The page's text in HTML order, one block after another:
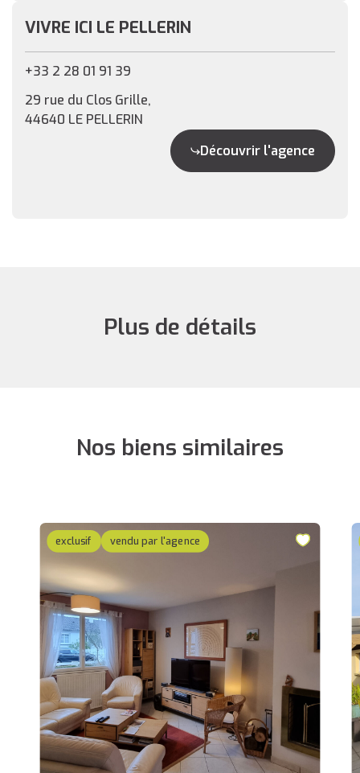
VIVRE ICI LE PELLERIN
+33 2 28 01 91 39
29 rue du Clos Grille,
44640 LE PELLERIN
Découvrir l'agence
Plus de détails
Nos biens similaires
exclusif vendu par l'agence